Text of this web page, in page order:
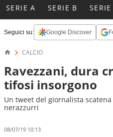
SERIE A SERIE B SERIE
Seguici su: Google Discover
CALCIO
Ravezzani, dura
tifosi insorgono
Un tweet del giornalista
nerazzurri
08/07/19 10:13